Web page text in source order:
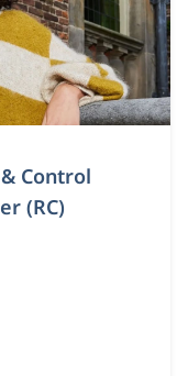
Control
(RC)